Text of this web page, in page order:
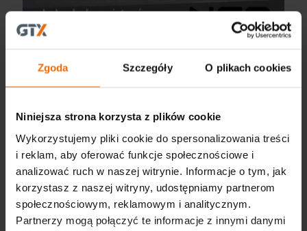
Zgoda Szczegóły O plikach cookies
Niniejsza strona korzysta z plików cookie
Wykorzystujemy pliki cookie do spersonalizowania treści
i reklam, aby oferować funkcje społecznościowe i
analizować ruch w naszej witrynie. Informacje o tym, jak
korzystasz z naszej witryny, udostępniamy partnerom
społecznościowym, reklamowym i analitycznym.
Partnerzy mogą połączyć te informacje z innymi danymi
Jak dobrać taśmę do pracy? Praktyczny poradnik i przegląd